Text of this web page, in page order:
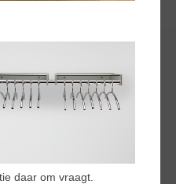
daar om vraagt.